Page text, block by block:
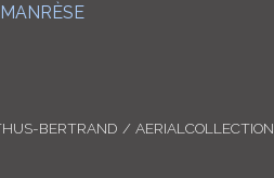
MANRÈSE
BERTRAND / AERIALCOLLECTION